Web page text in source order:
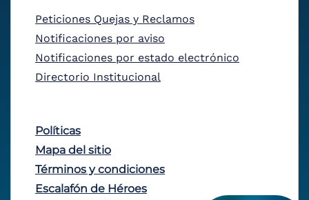
Peticiones Quejas y Reclamos
Notificaciones por aviso
Notificaciones por estado electrónico
Directorio Institucional
Políticas
Mapa del sitio
Términos y condiciones
Escalafón de Héroes